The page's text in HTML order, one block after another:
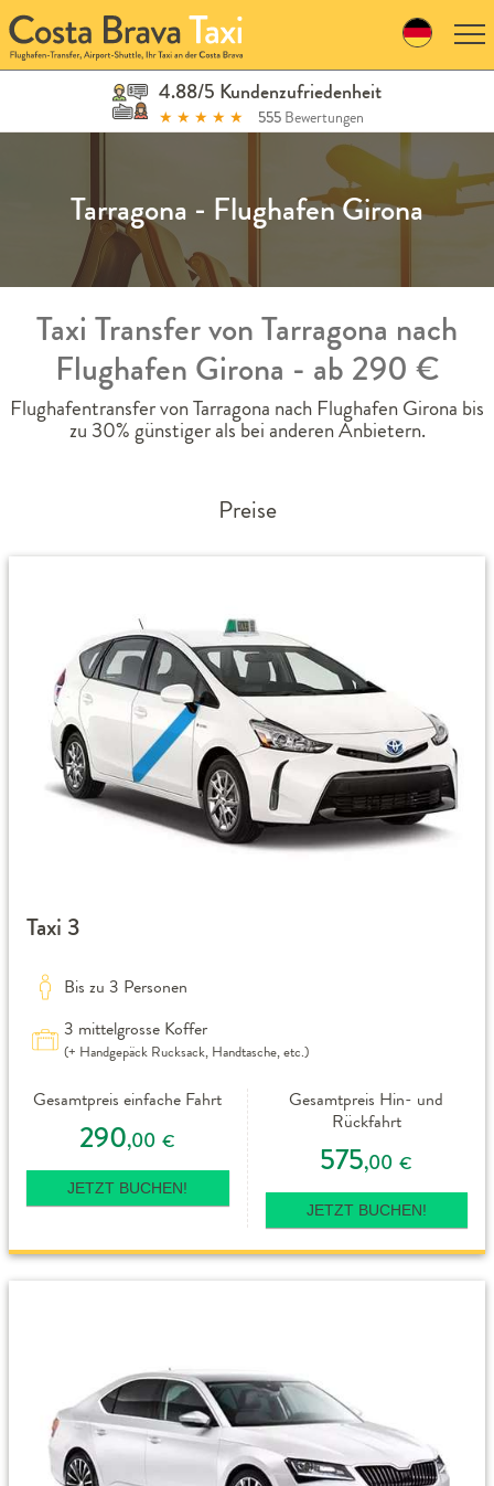
Skip
to
navigation
Skip
4.88/5 Kundenzufriedenheit
★ ★ ★ ★ ★ 555 Bewertungen
Tarragona - Flughafen Girona
Taxi Transfer von Tarragona nach
Flughafen Girona - ab 290 €
Flughafentransfer von Tarragona nach Flughafen Girona bis
zu 30% günstiger als bei anderen Anbietern.
Preise
Taxi 3
Bis zu 3 Personen
3 mittelgrosse Koffer
(+ Handgepäck Rucksack, Handtasche, etc.)
Gesamtpreis einfache Fahrt
290,00 €
JETZT BUCHEN!
Gesamtpreis Hin- und
Rückfahrt
575,00 €
JETZT BUCHEN!